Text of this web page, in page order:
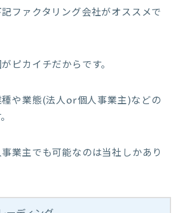
ファクタリング会社がオススメで
ピカイチだからです。
や業態(法人or個人事業主)などの
業主でも可能なのは当社しかあり